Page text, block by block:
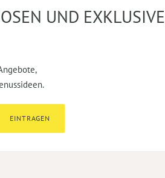
UND EXKLUSIVE
EINTRAGEN